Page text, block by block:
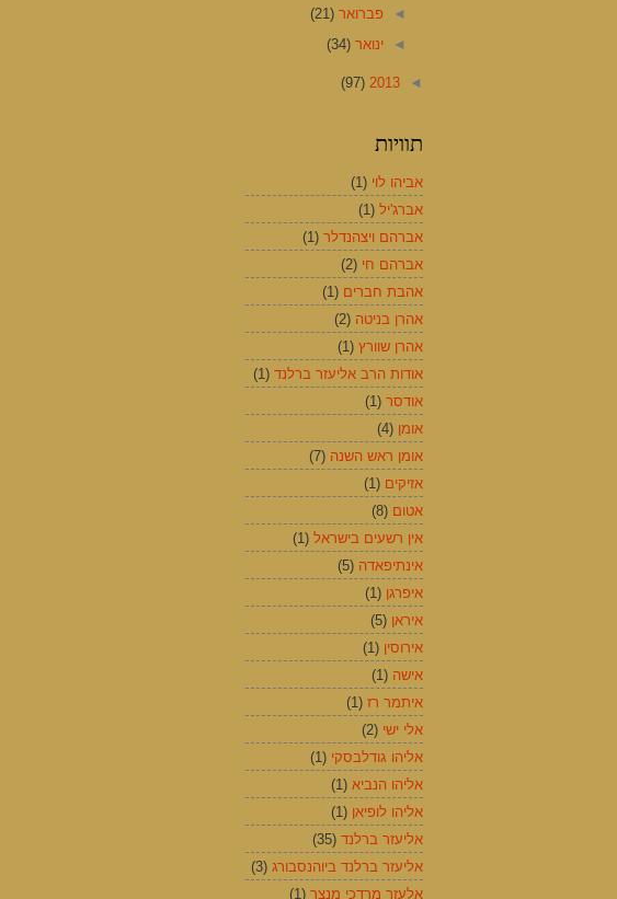
◄ פברואר(21)
◄ינואר(34)
◄
2013
(97)
תוויות
אביהו לוי (1)
אברג'יל (1)
אברהם ויצהנדלר (1)
אברהם חי (2)
אהבת חברים (1)
אהרן בניטה (2)
אהרן שוורץ (1)
אודות הרב אליעזר ברלנד (1)
אודסר (1)
אומן (4)
אומן ראש השנה (7)
אזיקים (1)
אטום (8)
אין רשעים בישראל (1)
אינתיפאדה (5)
איפרגן (1)
איראן (5)
אירוסין (1)
אישה (1)
איתמר רז (1)
אלי ישי (2)
אליהו גודלבסקי (1)
אליהו הנביא (1)
אליהו לופיאן (1)
אליעזר ברלנד (35)
אליעזר ברלנד ביוהנסבורג (3)
אלעזר מרדכי מנצר (1)